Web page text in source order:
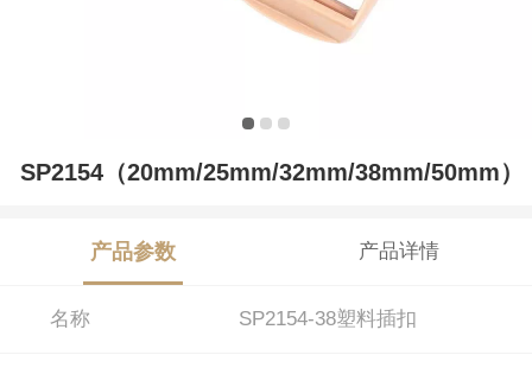
SP2154（20mm/25mm/32mm/38mm/50mm）
产品参数 产品详情
名称 SP2154-38塑料插扣